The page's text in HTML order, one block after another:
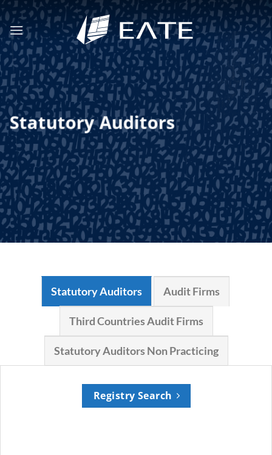
Skip
to
content
Statutory Auditors
Statutory Auditors Audit Firms
Third Countries Audit Firms
Statutory Auditors Non Practicing
Registry Search